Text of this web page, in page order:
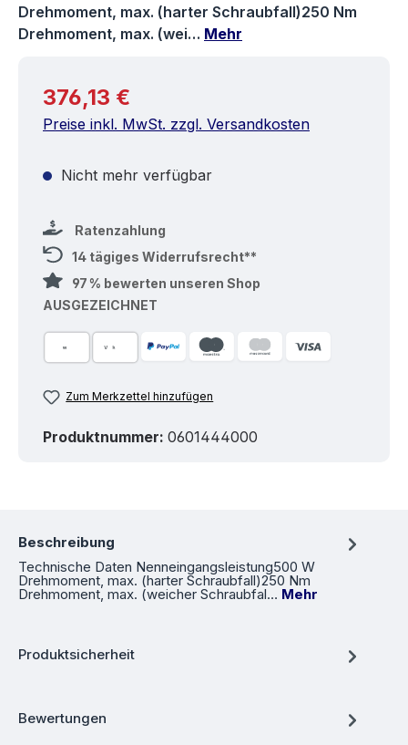
Drehmoment, max. (harter Schraubfall)250 Nm
Drehmoment, max. (wei… Mehr
Regulärer Preis:
376,13 €
Preise inkl. MwSt. zzgl. Versandkosten
Nicht mehr verfügbar
Ratenzahlung
14 tägiges Widerrufsrecht**
97 % bewerten unseren Shop
AUSGEZEICHNET
Zum Merkzettel hinzufügen
Produktnummer: 0601444000
Beschreibung
Technische Daten Nenneingangsleistung500 W
Drehmoment, max. (harter Schraubfall)250 Nm
Drehmoment, max. (weicher Schraubfal… Mehr
Produktsicherheit
Bewertungen